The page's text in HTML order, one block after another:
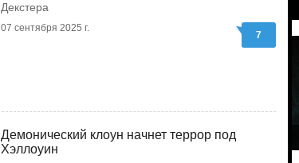
Декстера
07 сентября 2025 г.
7
Демонический клоун начнет террор под
Хэллоуин